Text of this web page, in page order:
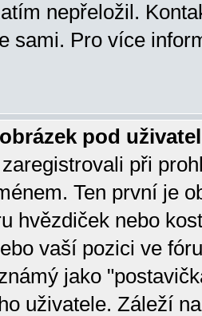
nepřeložil.
sami. Pro více
pod
při
Ten první je
hvězdiček nebo
vaší pozici ve
jako
uživatele. Záleží